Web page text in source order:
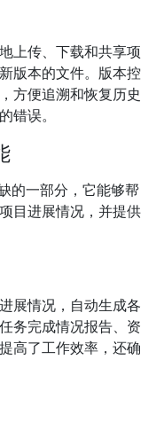
上传、下载和共享项
版本的文件。版本控
方便追溯和恢复历史
错误。
的一部分，它能够帮
目进展情况，并提供
展情况，自动生成各
务完成情况报告、资
高了工作效率，还确